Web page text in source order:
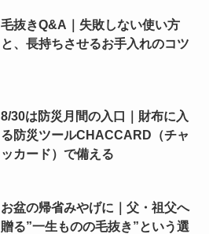
毛抜きQ&A｜失敗しない使い方
と、長持ちさせるお手入れのコツ
8/30は防災月間の入口｜財布に入
る防災ツールCHACCARD（チャ
ッカード）で備える
お盆の帰省みやげに｜父・祖父へ
贈る”一生ものの毛抜き”という選